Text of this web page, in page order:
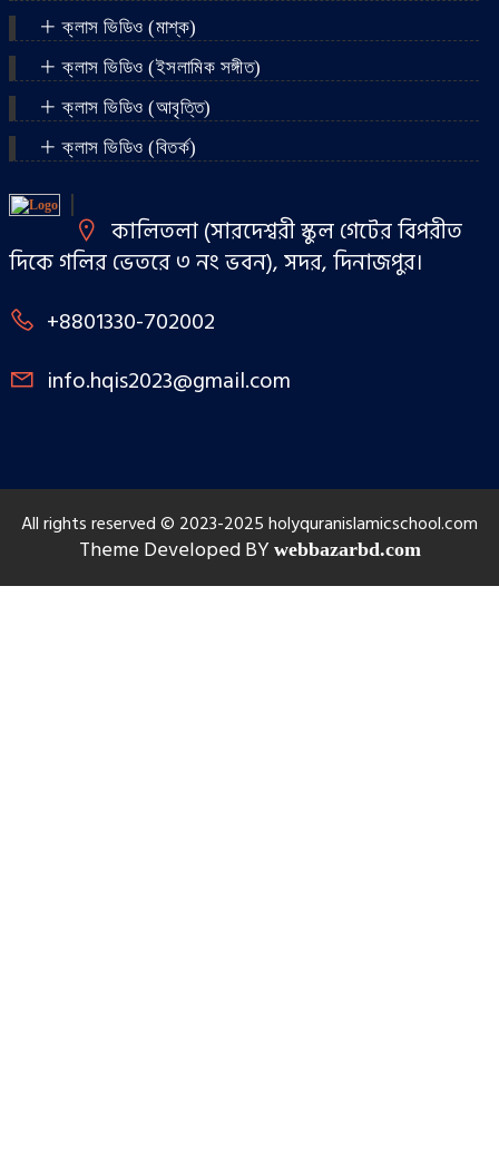
ক্লাস ভিডিও (মাশ্‌ক)
ক্লাস ভিডিও (ইসলামিক সঙ্গীত)
ক্লাস ভিডিও (আবৃত্তি)
ক্লাস ভিডিও (বিতর্ক)
কালিতলা (সারদেশ্বরী স্কুল গেটের বিপরীত
দিকে গলির ভেতরে ৩ নং ভবন), সদর, দিনাজপুর।
+8801330-702002
info.hqis2023@gmail.com
All rights reserved © 2023-2025 holyquranislamicschool.com
Theme Developed BY webbazarbd.com